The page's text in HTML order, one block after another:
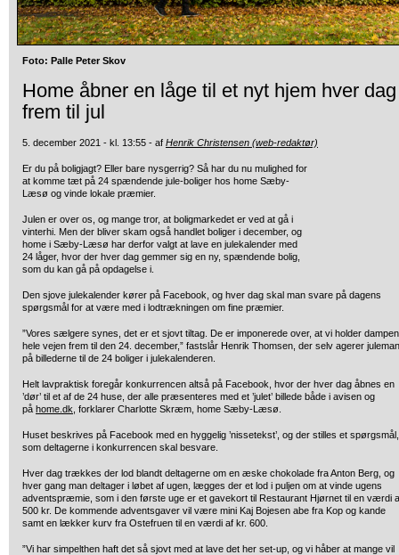
Foto: Palle Peter Skov
Home åbner en låge til et nyt hjem hver dag
frem til jul
5. december 2021 - kl. 13:55 - af Henrik Christensen (web-redaktør)
Er du på boligjagt? Eller bare nysgerrig? Så har du nu mulighed for
at komme tæt på 24 spændende jule-boliger hos home Sæby-
Læsø og vinde lokale præmier.
Julen er over os, og mange tror, at boligmarkedet er ved at gå i
vinterhi. Men der bliver skam også handlet boliger i december, og
home i Sæby-Læsø har derfor valgt at lave en julekalender med
24 låger, hvor der hver dag gemmer sig en ny, spændende bolig,
som du kan gå på opdagelse i.
Den sjove julekalender kører på Facebook, og hver dag skal man svare på dagens
spørgsmål for at være med i lodtrækningen om fine præmier.
”Vores sælgere synes, det er et sjovt tiltag. De er imponerede over, at vi holder dampen
hele vejen frem til den 24. december,” fastslår Henrik Thomsen, der selv agerer
på billederne til de 24 boliger i julekalenderen.
Helt lavpraktisk foregår konkurrencen altså på Facebook, hvor der hver dag åbnes en
’dør’ til et af de 24 huse, der alle præsenteres med et ’julet’ billede både i avisen og
på home.dk , forklarer Charlotte Skræm, home Sæby-Læsø.
Huset beskrives på Facebook med en hyggelig ’nissetekst’, og der stilles et spørgsmål,
som deltagerne i konkurrencen skal besvare.
Hver dag trækkes der lod blandt deltagerne om en æske chokolade fra Anton Berg, og
hver gang man deltager i løbet af ugen, lægges der et lod i puljen om at vinde ugens
adventspræmie, som i den første uge er et gavekort til Restaurant Hjørnet til en værdi
500 kr. De kommende adventsgaver vil være mini Kaj Bojesen abe fra Kop og kande
samt en lækker kurv fra Ostefruen til en værdi af kr. 600.
”Vi har simpelthen haft det så sjovt med at lave det her set-up, og vi håber at mange vil